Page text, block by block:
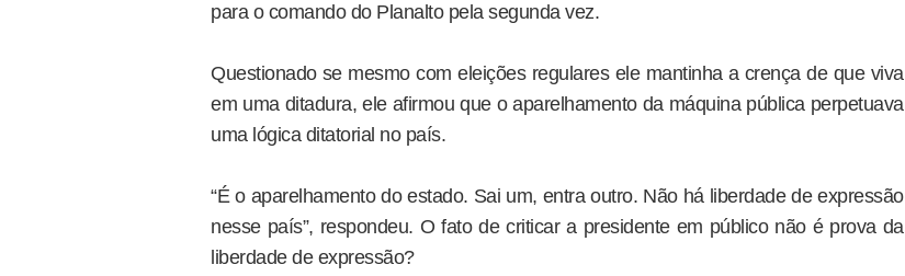
para o comando do Planalto pela segunda vez.
Questionado se mesmo com eleições regulares ele mantinha a crença de que viva
em uma ditadura, ele afirmou que o aparelhamento da máquina pública perpetuava
uma lógica ditatorial no país.
“É o aparelhamento do estado. Sai um, entra outro. Não há liberdade de expressão
nesse país”, respondeu. O fato de criticar a presidente em público não é prova da
liberdade de expressão?